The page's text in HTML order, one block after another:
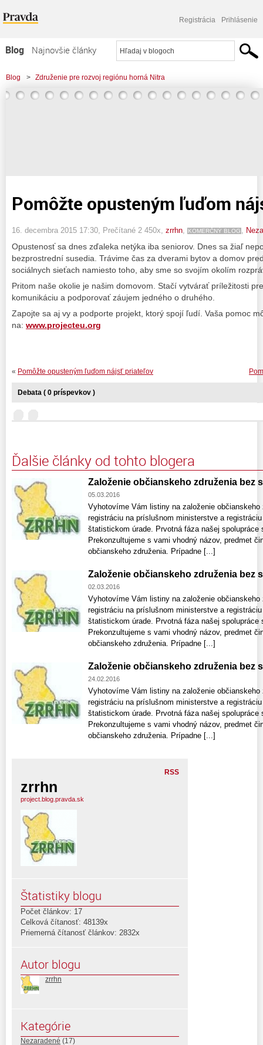
Registrácia Prihlásenie
Blog
Najnovšie články
Najčítanejšie články
Najkomentovanejšie články
Blog > Združenie pre rozvoj regiónu horná Nitra
> Pomôžte opusteným ľuďom nájsť priateľov
Pomôžte opusteným ľuďom
16. decembra 2015 17:30 , Prečítané 2 450x, zrrhn KOMERČNÝ BLOG
Opustenosť sa dnes zďaleka netýka iba seniorov. Dnes sa žiaľ
bezprostrední susedia. Trávime čas za dverami bytov a domov
sociálnych sieťach namiesto toho, aby sme so svojím okolím
Pritom naše okolie je našim domovom. Stačí vytvárať príležitosti
komunikáciu a podporovať záujem jedného o druhého.
Zapojte sa aj vy a podporte projekt, ktorý spojí ľudí. Vaša pomoc
na: www.projecteu.org
« Pomôžte opusteným ľuďom nájsť priateľov
Debata ( 0 príspevkov )
Ďalšie články od tohto blogera
Založenie občianskeho združenia bez
05.03.2016
Vyhotovíme Vám listiny na založenie občianskeho
registráciu na príslušnom ministerstve a
štatistickom úrade. Prvotná fáza našej
Prekonzultujeme s vami vhodný názov, predmet
občianskeho združenia. Prípadne [...]
Založenie občianskeho združenia bez
02.03.2016
Vyhotovíme Vám listiny na založenie občianskeho
registráciu na príslušnom ministerstve a
štatistickom úrade. Prvotná fáza našej
Prekonzultujeme s vami vhodný názov, predmet
občianskeho združenia. Prípadne [...]
Založenie občianskeho združenia bez
24.02.2016
Vyhotovíme Vám listiny na založenie občianskeho
registráciu na príslušnom ministerstve a
štatistickom úrade. Prvotná fáza našej
Prekonzultujeme s vami vhodný názov, predmet
občianskeho združenia. Prípadne [...]
RSS
zrrhn
project.blog.pravda.sk
Štatistiky blogu
Počet článkov: 17
Celková čítanosť: 48139x
Priemerná čítanosť článkov: 2832x
Autor blogu
zrrhn
Kategórie
Nezaradené (17)